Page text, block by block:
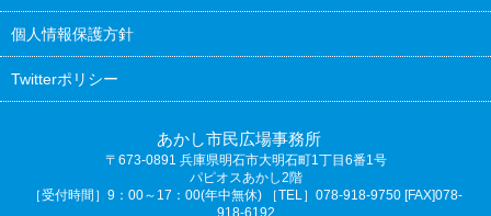
個人情報保護方針
Twitterポリシー
あかし市民広場事務所
〒673-0891 兵庫県明石市大明石町1丁目6番1号
パピオスあかし2階
［受付時間］9：00～17：00(年中無休) ［TEL］078-918-9750 [FAX]078-
918-6192